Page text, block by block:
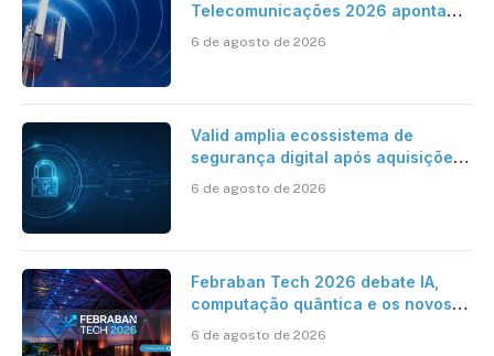
Telecomunicações 2026 aponta
mantém desafio
6 de agosto de 2026
Valid amplia ecossistema de
segurança digital após aquisições
6 de agosto de 2026
Febraban Tech 2026 debate IA,
computação quântica e os novos
6 de agosto de 2026